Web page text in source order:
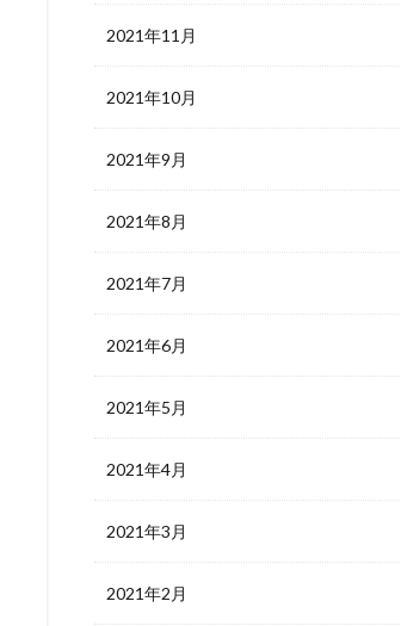
2021年11月
2021年10月
2021年9月
2021年8月
2021年7月
2021年6月
2021年5月
2021年4月
2021年3月
2021年2月